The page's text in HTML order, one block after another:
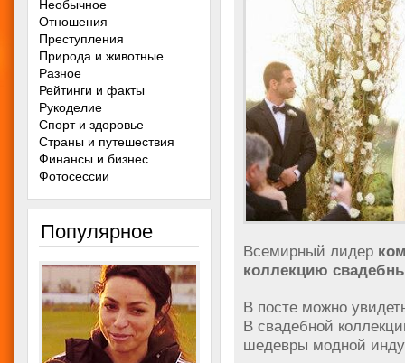
Всемирный лидер
коллекцию
В посте можно
В свадебной
шедевры модной
Необычное
Отношения
Преступления
Природа и животные
Разное
Рейтинги и факты
Рукоделие
Спорт и здоровье
Страны и путешествия
Финансы и бизнес
Фотосессии
Популярное